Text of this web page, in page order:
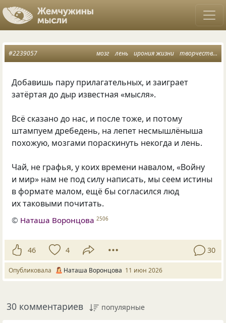
мозг лень ирония жизни творчество в этом мире
#2239057
Добавишь пару прилагательных, и заиграет
затёртая до дыр известная «мысля».
Всё сказано до нас, и после тоже, и потому
штампуем дребедень, на лепет несмышлёныша
похожую, мозгами пораскинуть некогда и лень.
Чай, не графья, у коих времени навалом, «Войну
и мир» нам не под силу написать, мы сеем истины
в формате малом, ещё бы согласился люд
их таковыми почитать.
© Наташа Воронцова 2506
46 4 30
Опубликовала Наташа Воронцова 11 июн 2026
30 комментариев популярные